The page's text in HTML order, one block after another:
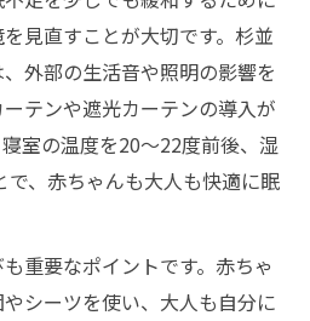
刻な場合の相談目安
相談するメリット
徴と家庭での睡眠管理術
子の特徴と睡眠傾向一覧
眠リズムの整え方
期とその理由を解説
泣きの傾向と対策法
サイクルを知るポイント
見直すことが大切です。杉並
外部の生活音や照明の影響を
テンや遮光カーテンの導入が
室の温度を20〜22度前後、湿
、赤ちゃんも大人も快適に眠
重要なポイントです。赤ちゃ
シーツを使い、大人も自分に